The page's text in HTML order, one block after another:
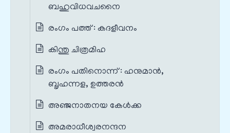
ബഹുവിധവചനൈ
രംഗം പത്ത് : കദളീവനം
കിന്തു ചിത്രമിഹ
രംഗം പതിനൊന്ന് : ഹനുമാൻ,
ബൃഹന്നള, ഉത്തരൻ
അഞ്ജനാതനയ കേൾക്ക
അമരാധീശ്വരനന്ദന